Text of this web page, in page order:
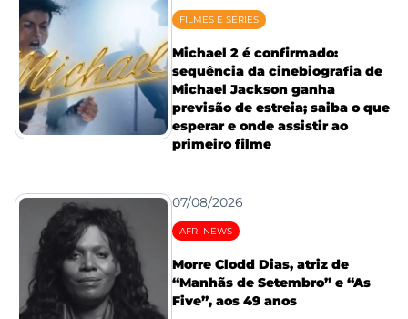
FILMES E SÉRIES
Michael 2 é confirmado:
sequência da cinebiografia de
Michael Jackson ganha
previsão de estreia; saiba o que
esperar e onde assistir ao
primeiro filme
07/08/2026
AFRI NEWS
Morre Clodd Dias, atriz de
“Manhãs de Setembro” e “As
Five”, aos 49 anos